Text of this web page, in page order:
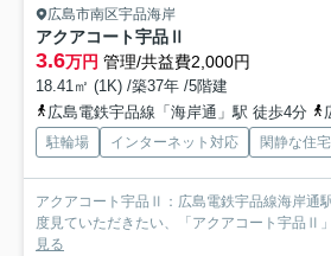
広島市南区宇品海岸
アクアコート宇品Ⅱ
3.6万円 管理/共益費2,000円
18.41㎡ (1K) /築37年 /5階建
広島電鉄宇品線「海岸通」駅 徒歩4分
駐輪場 インターネット対応 閑静な住
アクアコート宇品Ⅱ：広島電鉄宇品線海岸通
度見ていただきたい、「アクアコート宇品Ⅱ
見る